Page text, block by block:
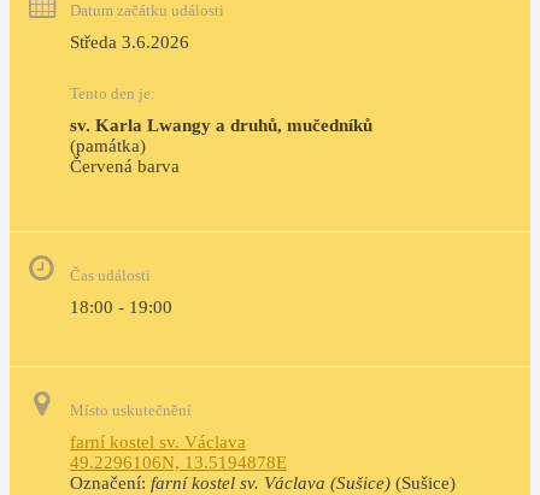
Datum začátku události
Středa 3.6.2026
Tento den je:
sv. Karla Lwangy a druhů, mučedníků
(památka)
Červená barva
Čas události
18:00 - 19:00
Místo uskutečnění
farní kostel sv. Václava
49.2296106N, 13.5194878E
Označení: farní kostel sv. Václava (Sušice) (Sušice)